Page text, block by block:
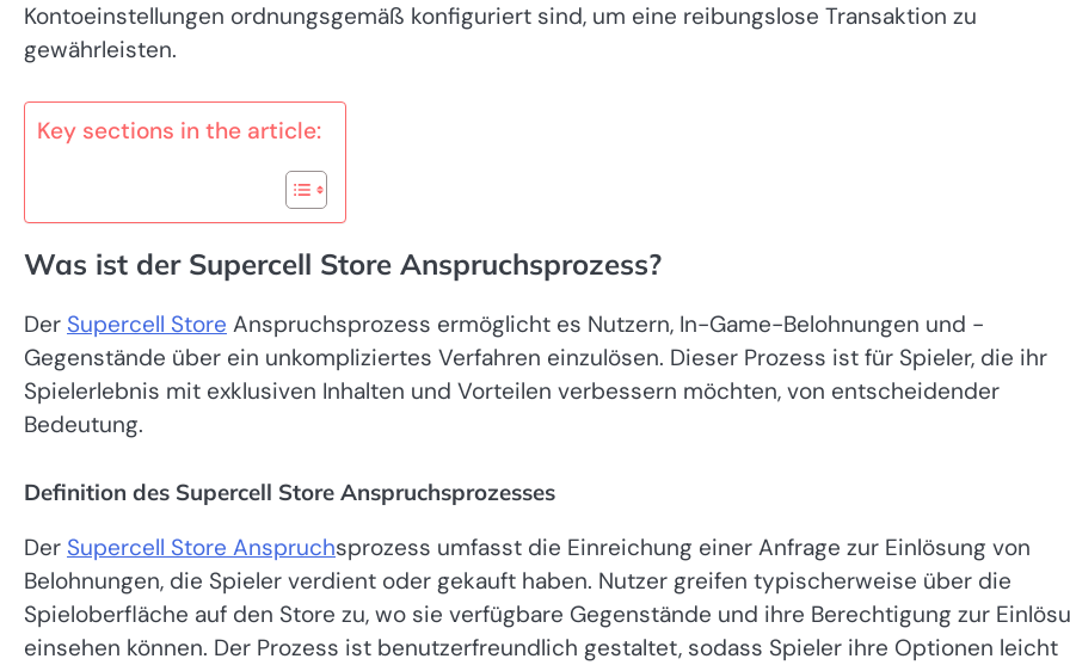
Kontoeinstellungen ordnungsgemäß konfiguriert sind, um eine reibungslose Transaktion zu
gewährleisten.
Key sections in the article:
Was ist der Supercell Store Anspruchsprozess?
Der Supercell Store Anspruchsprozess ermöglicht es Nutzern, In-Game-Belohnungen und -
Gegenstände über ein unkompliziertes Verfahren einzulösen. Dieser Prozess ist für Spieler, die ihr
Spielerlebnis mit exklusiven Inhalten und Vorteilen verbessern möchten, von entscheidender
Bedeutung.
Definition des Supercell Store Anspruchsprozesses
Der Supercell Store Anspruchsprozess umfasst die Einreichung einer Anfrage zur Einlösung von
Belohnungen, die Spieler verdient oder gekauft haben. Nutzer greifen typischerweise über die
Spieloberfläche auf den Store zu, wo sie verfügbare Gegenstände und ihre Berechtigung zur
einsehen können. Der Prozess ist benutzerfreundlich gestaltet, sodass Spieler ihre Optionen leicht